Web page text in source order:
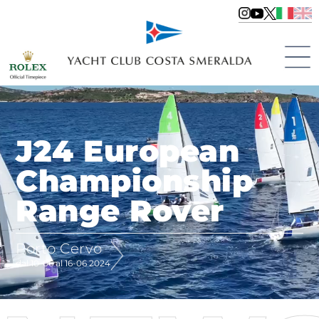
J24 European
Championship
Range Rover
Porto Cervo
dal 10-06 al 16-06 2024